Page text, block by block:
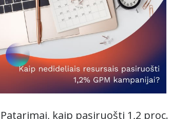
Patarimai, kaip pasiruošti 1,2 proc.